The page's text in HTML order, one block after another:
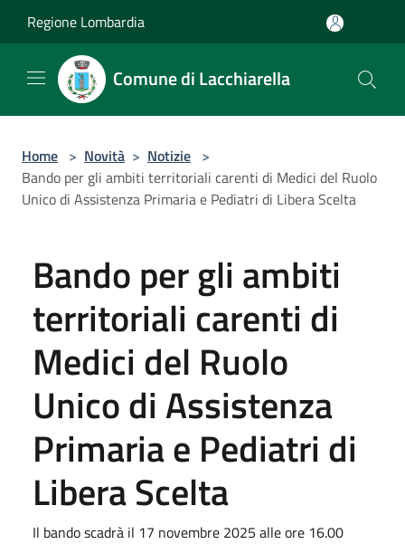
Regione Lombardia
Comune di Lacchiarella
Home > Novità > Notizie >
Bando per gli ambiti territoriali carenti di Medici del Ruolo
Unico di Assistenza Primaria e Pediatri di Libera Scelta
Bando per gli ambiti
territoriali carenti di
Medici del Ruolo
Unico di Assistenza
Primaria e Pediatri di
Libera Scelta
Il bando scadrà il 17 novembre 2025 alle ore 16.00